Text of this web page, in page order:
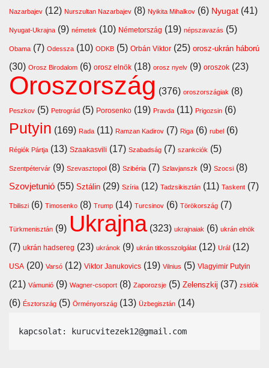
Nazarbajev (12) Nurszultan Nazarbajev (8) Nyikita Mihalkov (6) Nyugat (41)
Nyugat-Ukrajna (9) németek (10) Németország (19) népszavazás (5)
Obama (7) Odessza (10) ODKB (5) Orbán Viktor (25) orosz-ukrán háború
(30) Orosz Birodalom (6) orosz elnök (18) orosz nyelv (9) oroszok (23)
Oroszország (376) oroszországiak (8)
Peszkov (5) Petrográd (5) Porosenko (19) Pravda (11) Prigozsin (6)
Putyin (169) Rada (11) Ramzan Kadirov (7) Riga (6) rubel (6)
Régiók Pártja (13) Szaakasvili (17) Szabadság (7) szankciók (5)
Szentpétervár (9) Szevasztopol (8) Szibéria (7) Szlavjanszk (9) Szocsi (8)
Szovjetunió (55) Sztálin (29) Szíria (12) Tadzsikisztán (11) Taskent (7)
Tbiliszi (6) Timosenko (8) Trump (14) Turcsinov (6) Törökország (7)
Türkmenisztán (9) Ukrajna(323) ukrajnaiak (6) ukrán elnök
(7) ukrán hadsereg (23) ukránok (9) ukrán titkosszolgálat (12) Urál (12)
USA (20) Varsó (12) Viktor Janukovics (19) Vilnius (5) Vlagyimir Putyin
(21) Vámunió (9) Wagner-csoport (8) Zaporozsje (5) Zelenszkij (37) zsidók
(6) Észtország (5) Örményország (13) Üzbegisztán (14)
kapcsolat: kurucvitezek12@gmail.com